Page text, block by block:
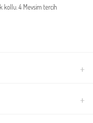
kollu. 4 Mevsim tercih